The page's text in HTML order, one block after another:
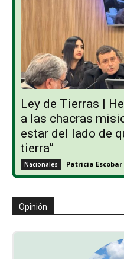
Ley de Tierras |
a las chacras
estar del lado de
tierra”
Nacionales Patricia Escobar
Opinión